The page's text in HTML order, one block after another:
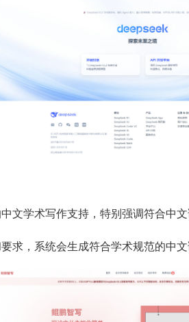
文学术写作支持，特别强调符合中
求，系统会生成符合学术规范的中